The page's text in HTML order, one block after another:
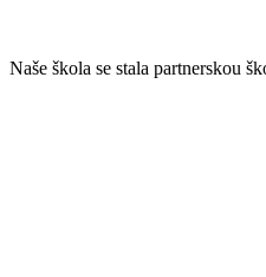
Naše škola se stala partnerskou